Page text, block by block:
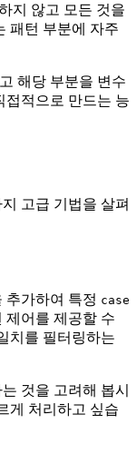
지 않고 모든 것을
패턴 부분에 자주
해당 부분을 변수
접적으로 만드는 능
고급 기법을 살펴
추가하여 특정 case
제어를 제공할 수
치를 필터링하는
것을 고려해 봅시
게 처리하고 싶습